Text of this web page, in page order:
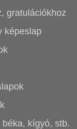
gratulációkhoz
képeslap
kígyó, stb.